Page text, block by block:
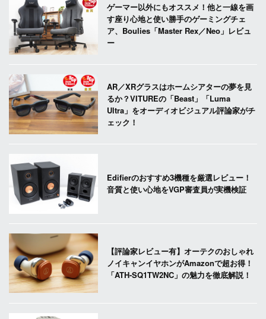
ゲーマー以外にもオススメ！他と一線を画
す座り心地と使い勝手のゲーミングチェ
ア、Boulies「Master Rex／Neo」レビュ
ー
AR／XRグラスはホームシアターの夢を見
るか？VITUREの「Beast」「Luma
Ultra」をオーディオビジュアル評論家がチ
ェック！
Edifierのおすすめ3機種を厳選レビュー！
音質と使い心地をVGP審査員が実機検証
【評論家レビュー有】オーテクのおしゃれ
ノイキャンイヤホンがAmazonで超お得！
「ATH-SQ1TW2NC」の魅力を徹底解説！